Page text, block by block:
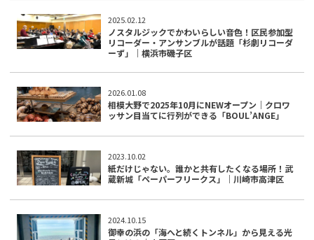
2025.02.12
ノスタルジックでかわいらしい音色！区民参加型
リコーダー・アンサンブルが話題「杉劇リコーダ
ーず」｜横浜市磯子区
2026.01.08
相模大野で2025年10月にNEWオープン｜クロワ
ッサン目当てに行列ができる「BOUL’ANGE」
2023.10.02
紙だけじゃない。誰かと共有したくなる場所！武
蔵新城「ペーパーフリークス」｜川崎市高津区
2024.10.15
御幸の浜の「海へと続くトンネル」から見える光